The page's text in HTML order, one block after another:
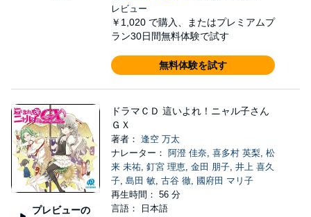
レビュー
￥1,020 で購入、またはプレミアムプ
ラン30日間無料体験で試す
無料体験を試す
プレビューの
ドラマＣＤ 這いよれ！ニャル子さん
ＧＸ
著者： 逢空 万太
ナレーター： 阿澄 佳奈, 喜多村 英梨, 松
来 未祐, 釘宮 理恵, 金田 朋子, 井上 喜久
子, 島田 敏, 古谷 徹, 國府田 マリ子
再生時間： 56 分
言語： 日本語